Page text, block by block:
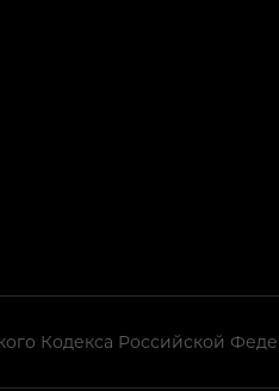
Кодекса Российской